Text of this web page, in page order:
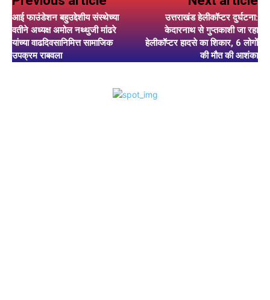
आई फाउंडेशन बहुउद्देशीय संस्थेच्या
वतीने अध्यक्ष अमोल नथ्थुजी मांढरे
यांच्या वाढदिवसानिमित्त सामाजिक
उपक्रम राबवला
उत्तराखंड हेलीकॉप्टर दुर्घटना:
केदारनाथ से गुप्तकाशी जा रहा
हेलीकॉप्टर हादसे का शिकार, 6 लोगों
की मौत की आशंका